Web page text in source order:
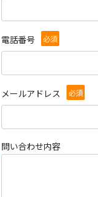
電話番号 必須
メールアドレス 必須
問い合わせ内容